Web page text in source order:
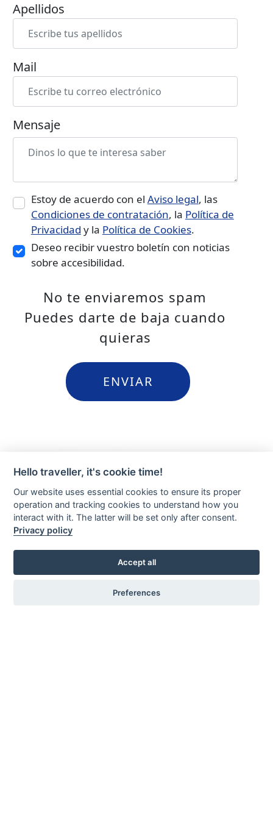
Apellidos
Mail
Mensaje
Estoy de acuerdo con el Aviso legal, las
Condiciones de contratación, la Política de
Privacidad y la Política de Cookies.
Deseo recibir vuestro boletín con noticias
sobre accesibilidad.
No te enviaremos spam
Puedes darte de baja cuando
quieras
Hello traveller, it's cookie time!
Our website uses essential cookies to ensure its proper
operation and tracking cookies to understand how you
interact with it. The latter will be set only after consent.
Privacy policy
Accept all
Preferences